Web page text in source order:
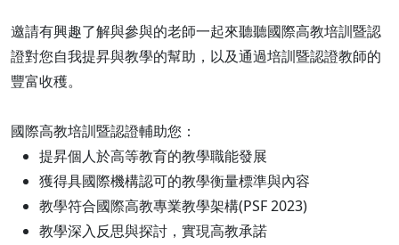
邀請有興趣了解與參與的老師一起來聽聽國際高教培訓暨認
證對您自我提昇與教學的幫助，以及通過培訓暨認證教師的
豐富收穫。
國際高教培訓暨認證輔助您：
提昇個人於高等教育的教學職能發展
獲得具國際機構認可的教學衡量標準與內容
教學符合國際高教專業教學架構(PSF 2023)
教學深入反思與探討，實現高教承諾